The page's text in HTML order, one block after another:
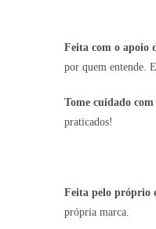
Feita com o apoio
por quem entende.
Tome cuidado
praticados!
Feita pelo próprio
própria marca.